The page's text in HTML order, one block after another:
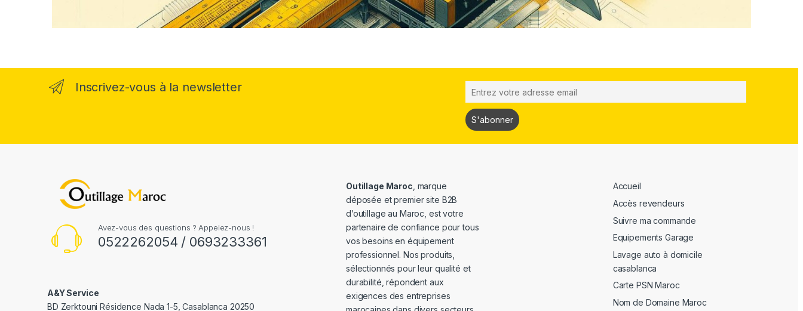
Inscrivez-vous à la newsletter
Avez-vous des questions ? Appelez-nous !
0522262054 / 0693233361
A&Y Service
BD Zerktouni Résidence Nada 1-5, Casablanca 20250
Outillage Maroc, marque
déposée et premier site B2B
d’outillage au Maroc, est votre
partenaire de confiance pour tous
vos besoins en équipement
professionnel. Nos produits,
sélectionnés pour leur qualité et
durabilité, répondent aux
exigences des entreprises
Accueil
Accès revendeurs
Suivre ma commande
Equipements Garage
Lavage auto à domicile
casablanca
Carte PSN Maroc
Nom de Domaine Maroc